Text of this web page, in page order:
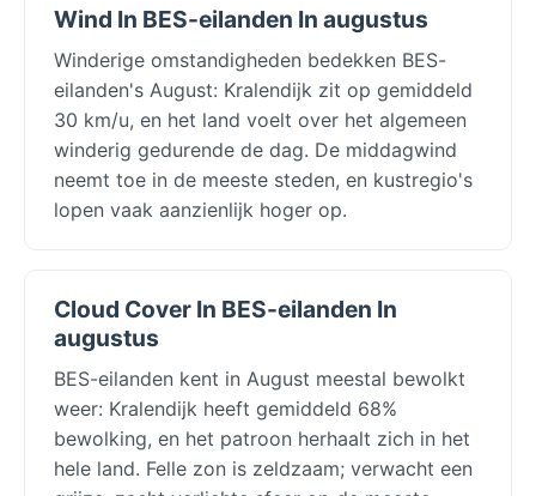
Wind In BES-eilanden In augustus
Winderige omstandigheden bedekken BES-
eilanden's August: Kralendijk zit op gemiddeld
30 km/u, en het land voelt over het algemeen
winderig gedurende de dag. De middagwind
neemt toe in de meeste steden, en kustregio's
lopen vaak aanzienlijk hoger op.
Cloud Cover In BES-eilanden In
augustus
BES-eilanden kent in August meestal bewolkt
weer: Kralendijk heeft gemiddeld 68%
bewolking, en het patroon herhaalt zich in het
hele land. Felle zon is zeldzaam; verwacht een